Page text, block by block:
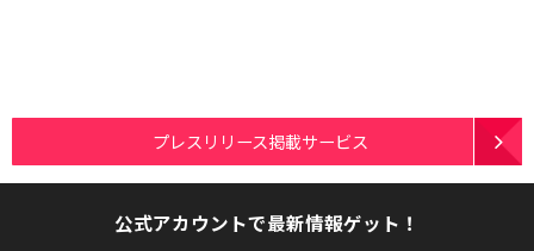
プレスリリース掲載サービス
公式アカウントで最新情報ゲット！